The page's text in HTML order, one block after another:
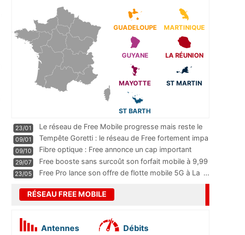
GUADELOUPE MARTINIQUE
GUYANE LA RÉUNION
MAYOTTE ST MARTIN
ST BARTH
23/01
Le réseau de Free Mobile progresse mais reste le
m
...
09/01
Tempête Goretti : le réseau de Free fortement impa
09/10
Fibre optique : Free annonce un cap important
pass
...
29/07
Free booste sans surcoût son forfait mobile à 9,99
23/05 Free Pro lance son offre de flotte mobile 5G à La ...
RÉSEAU FREE MOBILE
Antennes Débits